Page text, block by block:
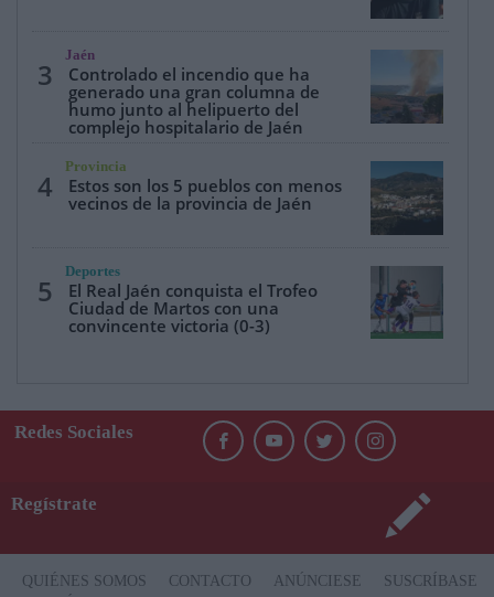
3
Jaén
Controlado el incendio que ha
generado una gran columna de
humo junto al helipuerto del
complejo hospitalario de Jaén
4
Provincia
Estos son los 5 pueblos con menos
vecinos de la provincia de Jaén
5
Deportes
El Real Jaén conquista el Trofeo
Ciudad de Martos con una
convincente victoria (0-3)
Redes Sociales
Regístrate
QUIÉNES SOMOS CONTACTO ANÚNCIESE
SUSCRÍBASE